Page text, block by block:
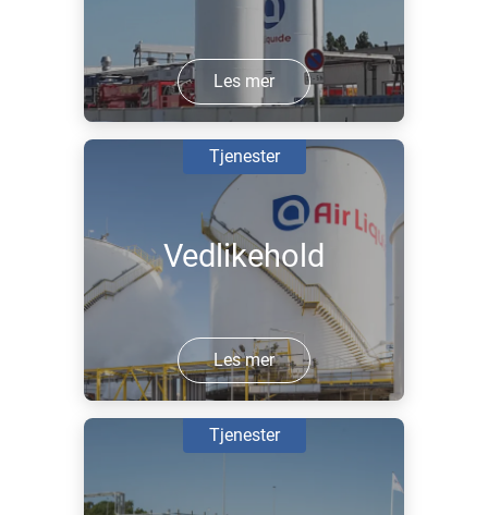
Les mer
Tjenester
Vedlikehold
Les mer
Tjenester